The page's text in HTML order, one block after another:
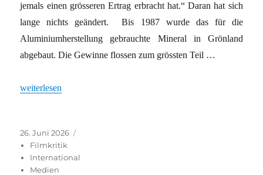
jemals einen grösseren Ertrag erbracht hat.“ Daran hat sich
lange nichts geändert. Bis 1987 wurde das für die
Aluminiumherstellung gebrauchte Mineral in Grönland
abgebaut. Die Gewinne flossen zum grössten Teil …
„Erbe des dänischen Kolonialismus“
weiterlesen
Veröffentlicht
am
26. Juni 2026
Filmkritik
International
Medien